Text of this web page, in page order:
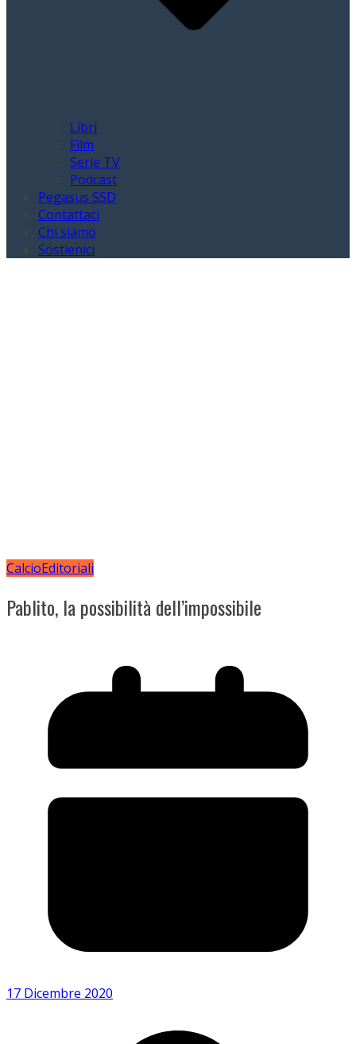
Libri
Film
Serie TV
Podcast
Pegasus SSD
Contattaci
Chi siamo
Sostienici
CalcioEditoriali
Pablito, la possibilità dell’impossibile
17 Dicembre 2020